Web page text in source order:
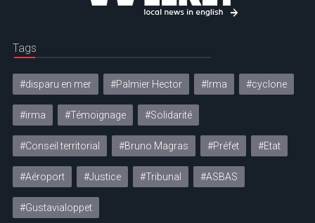
Tags
#disparu en mer #Palmier Hector #Irma #cyclone
#irma #Témoignage #Solidarité
#Conseil territorial #Bruno Magras #Préfet #Etat
#Aéroport #Justice #Tribunal #ASBAS
#Gustavialoppet